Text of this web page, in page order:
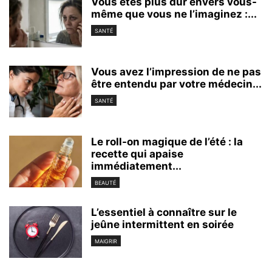
même que vous ne l’imaginez :...
SANTÉ
Vous avez l’impression de ne pas
être entendu par votre médecin...
SANTÉ
Le roll-on magique de l’été : la
recette qui apaise
immédiatement...
BEAUTÉ
L’essentiel à connaître sur le
jeûne intermittent en soirée
MAIGRIR